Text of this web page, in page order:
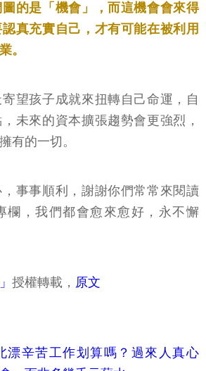
的是「機會」，而這機會會來得
真充實自己，才有可能在被利用
。
望孩子成就來扭轉自己命運，自
未來的資本擴張趨勢會更強烈，
有的一切。
事事順利，謝謝你們常常來閱讀
欄，我們都會愈來愈好，永不懈
授權轉載， 原文
漂辛苦工作划算嗎？過來人真心